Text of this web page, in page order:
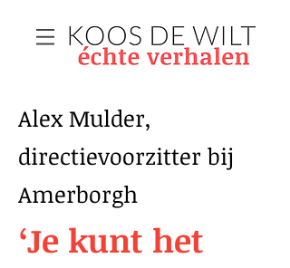
Alex Mulder,
directievoorzitter bij
Amerborgh
‘Je kunt het